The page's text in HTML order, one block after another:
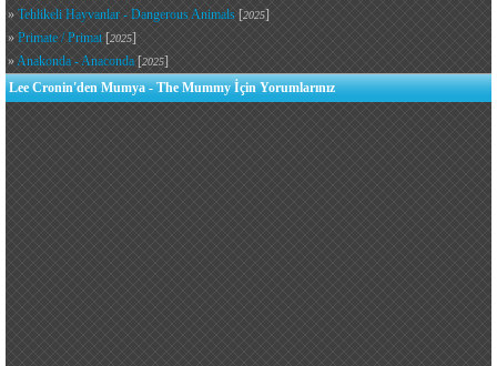
» Tehlikeli Hayvanlar - Dangerous Animals [2025]
» Primate / Primat[2025]
»Anakonda - Anaconda [2025]
Lee Cronin'den Mumya - The Mummy İçin Yorumlarınız